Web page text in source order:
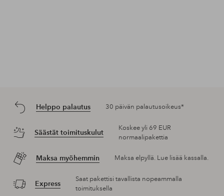
Helppo palautus 30 päivän palautusoikeus*
Säästät toimituskulut
Koskee yli 69 EUR
normaalipakettia
Maksa myöhemmin Maksa elpyllä. Lue lisää kassalla.
Express
Saat pakettisi tavallista nopeammalla
toimituksella